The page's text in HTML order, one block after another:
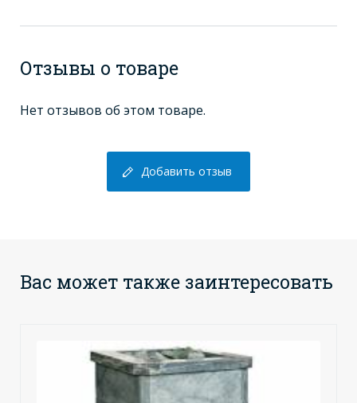
Отзывы о товаре
Нет отзывов об этом товаре.
Добавить отзыв
Вас может также заинтересовать